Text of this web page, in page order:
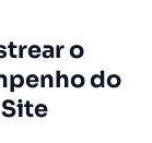
o
do
Site